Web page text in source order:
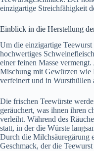
einzigartige Streichfähigkeit
Einblick in die Herstellung
Um die einzigartige Teewurst
hochwertiges
einer feinen Masse
Mischung mit Gewürzen wie
verfeinert und in Wursthüllen
Die frischen Teewürste
geräuchert, was ihnen ihren
verleiht. Während des
statt, in der die Würste
Durch die Milchsäuregärung
Geschmack, der die